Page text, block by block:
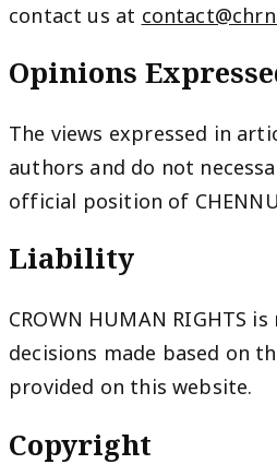
contact us at
Opinions
The views expressed in
authors and do not
official position of
Liability
CROWN HUMAN RIGHTS
decisions made based on
provided on this website.
Copyright